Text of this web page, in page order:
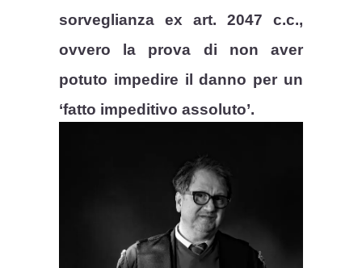
sorveglianza ex art. 2047 c.c.,
ovvero la prova di non aver
potuto impedire il danno per un
‘fatto impeditivo assoluto’.